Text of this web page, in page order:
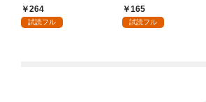
264
試読フル
165
試読フル